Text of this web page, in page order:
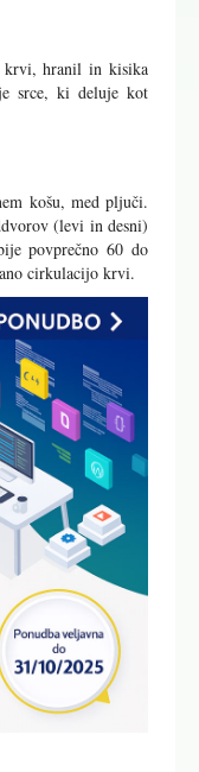
krvi, hranil in kisika
srce, ki deluje kot
košu, med pljuči.
(levi in desni)
povprečno 60 do
cirkulacijo krvi.